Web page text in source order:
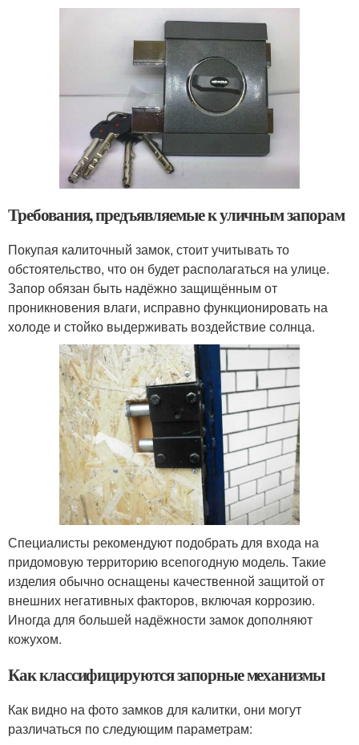
Требования, предъявляемые к уличным запорам
Покупая калиточный замок, стоит учитывать то
обстоятельство, что он будет располагаться на улице.
Запор обязан быть надёжно защищённым от
проникновения влаги, исправно функционировать на
холоде и стойко выдерживать воздействие солнца.
Специалисты рекомендуют подобрать для входа на
придомовую территорию всепогодную модель. Такие
изделия обычно оснащены качественной защитой от
внешних негативных факторов, включая коррозию.
Иногда для большей надёжности замок дополняют
кожухом.
Как классифицируются запорные механизмы
Как видно на фото замков для калитки, они могут
различаться по следующим параметрам: